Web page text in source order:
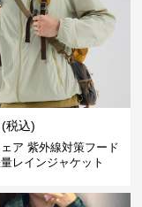
(税込)
ア 紫外線対策フード
レインジャケット